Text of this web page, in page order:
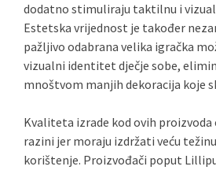
dodatno stimuliraju taktilnu i
Estetska vrijednost je također
pažljivo odabrana velika igračka
vizualni identitet dječje sobe,
mnoštvom manjih dekoracija koje
Kvaliteta izrade kod ovih proizvoda
razini jer moraju izdržati veću
korištenje. Proizvođači poput